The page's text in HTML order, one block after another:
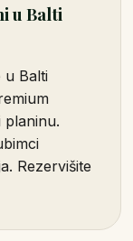
u Balti
u Balti
planinu.
Rezervišite